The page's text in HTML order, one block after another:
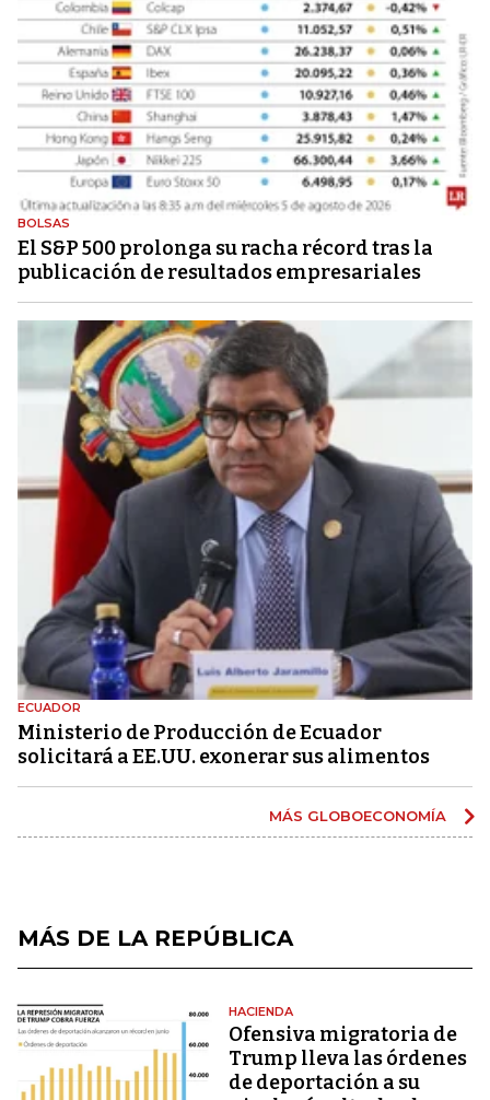
BOLSAS
El S&P 500 prolonga su racha récord tras la
publicación de resultados empresariales
ECUADOR
Ministerio de Producción de Ecuador
solicitará a EE.UU. exonerar sus alimentos
MÁS GLOBOECONOMÍA
MÁS DE LA REPÚBLICA
HACIENDA
Ofensiva migratoria de
Trump lleva las órdenes
de deportación a su